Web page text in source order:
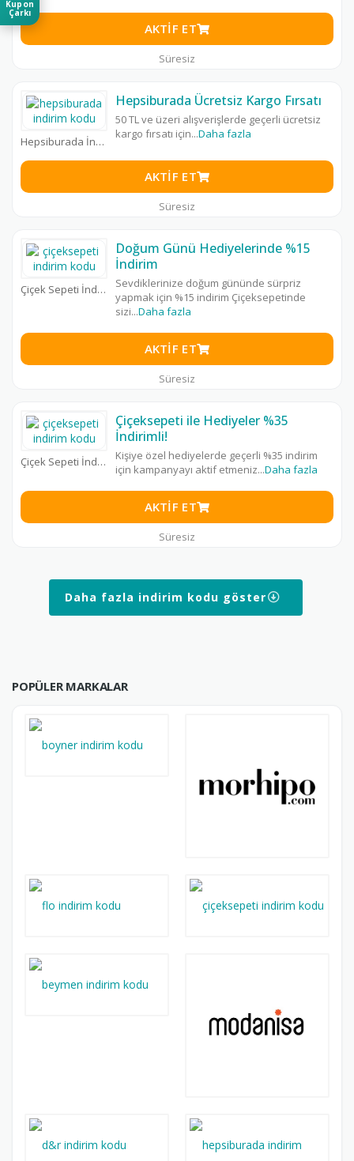
AKTIF ET
Süresiz
Hepsiburada İndirim Kodu
Hepsiburada Ücretsiz Kargo Fırsatı
50 TL ve üzeri alışverişlerde geçerli ücretsiz
kargo fırsatı için...Daha fazla
AKTIF ET
Süresiz
Çiçek Sepeti İndirim Kodu
Doğum Günü Hediyelerinde %15
İndirim
Sevdiklerinize doğum gününde sürpriz
yapmak için %15 indirim Çiçeksepetinde
sizi...Daha fazla
AKTIF ET
Süresiz
Çiçek Sepeti İndirim Kodu
Çiçeksepeti ile Hediyeler %35
İndirimli!
Kişiye özel hediyelerde geçerli %35 indirim
için kampanyayı aktif etmeniz...Daha fazla
AKTIF ET
Süresiz
Daha fazla indirim kodu göster
POPÜLER MARKALAR
Kupon
Çarkı